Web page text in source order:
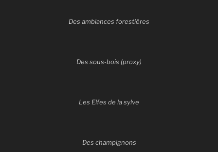
Des ambiances forestières
Des sous-bois (proxy)
Les Elfes de la sylve
Des champignons